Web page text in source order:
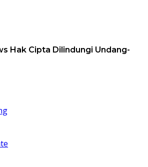
Hak Cipta Dilindungi Undang-